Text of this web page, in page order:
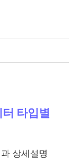
타입별
상세설명